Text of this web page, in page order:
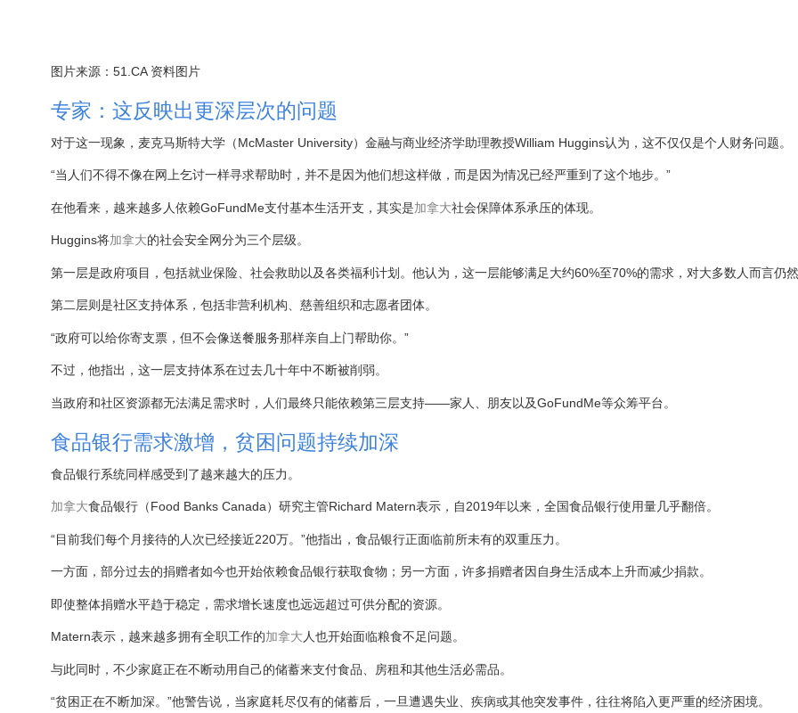
图片来源：51.CA 资料图片
专家：这反映出更深层次的问题
对于这一现象，麦克马斯特大学（McMaster University）金融与商业经济学助理教授William Huggins认为，这不仅仅是个人财务问题。
“当人们不得不像在网上乞讨一样寻求帮助时，并不是因为他们想这样做，而是因为情况已经严重到了这个地步。”
在他看来，越来越多人依赖GoFundMe支付基本生活开支，其实是加拿大社会保障体系承压的体现。
Huggins将加拿大的社会安全网分为三个层级。
第一层是政府项目，包括就业保险、社会救助以及各类福利计划。他认为，这一层能够满足大约60%至70%的需求，对大多数人而言仍
第二层则是社区支持体系，包括非营利机构、慈善组织和志愿者团体。
“政府可以给你寄支票，但不会像送餐服务那样亲自上门帮助你。”
不过，他指出，这一层支持体系在过去几十年中不断被削弱。
当政府和社区资源都无法满足需求时，人们最终只能依赖第三层支持——家人、朋友以及GoFundMe等众筹平台。
食品银行需求激增，贫困问题持续加深
食品银行系统同样感受到了越来越大的压力。
加拿大食品银行（Food Banks Canada）研究主管Richard Matern表示，自2019年以来，全国食品银行使用量几乎翻倍。
“目前我们每个月接待的人次已经接近220万。”他指出，食品银行正面临前所未有的双重压力。
一方面，部分过去的捐赠者如今也开始依赖食品银行获取食物；另一方面，许多捐赠者因自身生活成本上升而减少捐款。
即使整体捐赠水平趋于稳定，需求增长速度也远远超过可供分配的资源。
Matern表示，越来越多拥有全职工作的加拿大 人也开始面临粮食不足问题。
与此同时，不少家庭正在不断动用自己的储蓄来支付食品、房租和其他生活必需品。
“贫困正在不断加深。”他警告说，当家庭耗尽仅有的储蓄后，一旦遭遇失业、疾病或其他突发事件，往往将陷入更严重的经济困境。